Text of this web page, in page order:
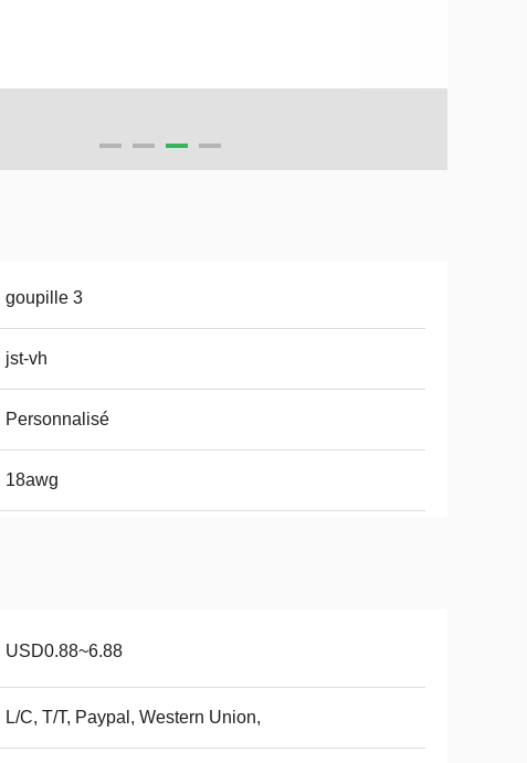
goupille 3
jst-vh
Personnalisé
18awg
USD0.88~6.88
L/C, T/T, Paypal, Western Union,